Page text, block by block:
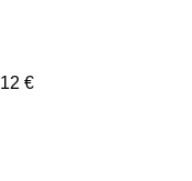
€